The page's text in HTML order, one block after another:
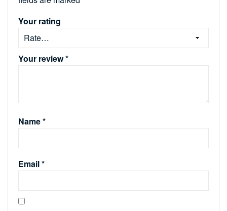
Your rating
Your review*
Name*
Email*